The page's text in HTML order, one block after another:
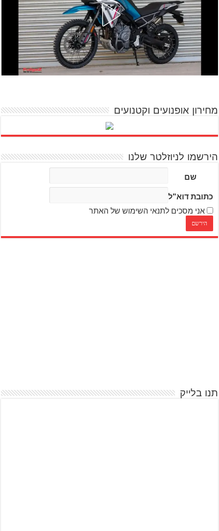
מחירון אופנועים וקטנועים
הירשמו לניוזלטר שלנו
שם
כתובת דוא"ל
אני מסכים לתנאי השימוש של האתר
תנו בלייק